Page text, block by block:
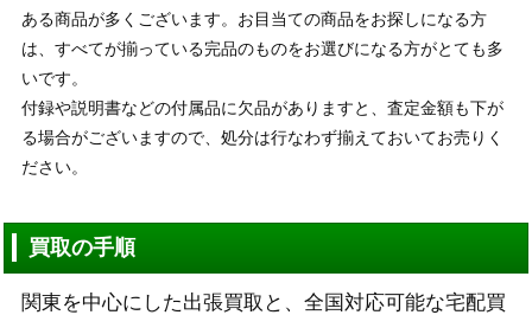
ある商品が多くございます。お目当ての商品をお探しになる方
は、すべてが揃っている完品のものをお選びになる方がとても多
いです。
付録や説明書などの付属品に欠品がありますと、査定金額も下が
る場合がございますので、処分は行なわず揃えておいてお売りく
ださい。
買取の手順
関東を中心にした出張買取と、全国対応可能な宅配買